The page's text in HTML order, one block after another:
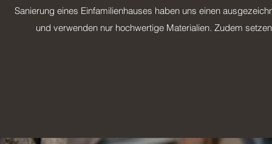
Sanierung eines Einfamilienhauses haben uns einen
und verwenden nur hochwertige Materialien. Zudem